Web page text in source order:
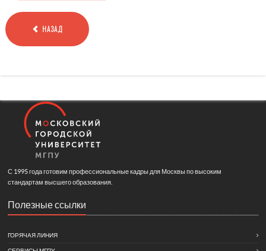
НАЗАД
С 1995 года готовим профессиональные кадры для Москвы по высоким
стандартам высшего образования.
Полезные ссылки
ГОРЯЧАЯ ЛИНИЯ